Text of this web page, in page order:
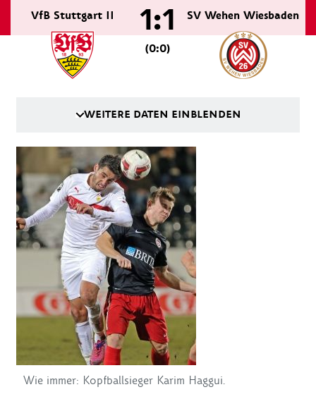
VfB Stuttgart II SV Wehen Wiesbaden
1:1
(0:0)
WEITERE DATEN EINBLENDEN
Wie immer: Kopfballsieger Karim Haggui.